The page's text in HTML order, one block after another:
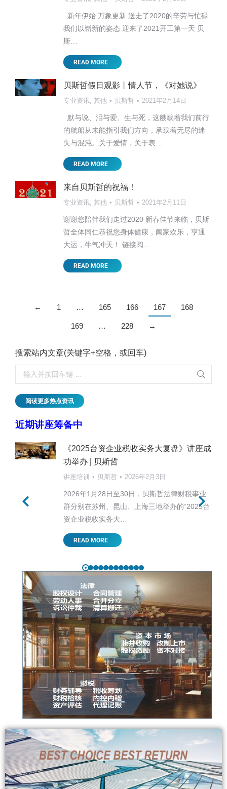
新年伊始 万象更新 送走了2020的辛劳与忙碌
我们以崭新的姿态 迎来了2021开工第一天 贝
斯…
READ MORE
贝斯哲假日观影丨情人节，《对她说》
专业资讯, 其他 贝斯哲 2021年2月14日
默与说、泪与爱、生与死，这艘载着我们前行
的航船从未能指引我们方向，承载着无尽的迷
失与混沌。关于爱情，关于表…
READ MORE
来自贝斯哲的祝福！
专业资讯, 其他 贝斯哲 2021年2月11日
谢谢您陪伴我们走过2020 新春佳节来临，贝斯
哲全体同仁恭祝您身体健康，阖家欢乐，亨通
大运，牛气冲天！ 链接阅…
READ MORE
← 1 … 165 166 167 168
169 … 228 →
搜索站内文章(关键字+空格，或回车)
阅读更多热点资讯
近期讲座筹备中
《2025台资企业税收实务大复盘》讲座成
功举办 | 贝斯哲
讲座培训 贝斯哲 2026年2月3日
2026年1月28日至30日，贝斯哲法律财税事业
群分别在苏州、昆山、上海三地举办的“2025台
资企业税收实务大…
READ MORE